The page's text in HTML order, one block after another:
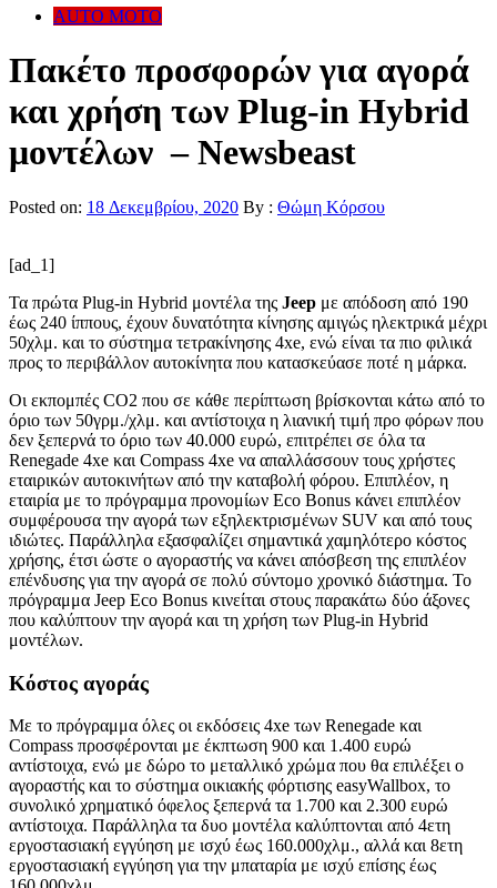
AUTO MOTO
Πακέτο προσφορών για αγορά
και χρήση των Plug-in Hybrid
μοντέλων – Newsbeast
Posted on: 18 Δεκεμβρίου, 2020 By : Θώμη Κόρσου
[ad_1]
Τα πρώτα Plug-in Hybrid μοντέλα της Jeep με απόδοση από 190
έως 240 ίππους, έχουν δυνατότητα κίνησης αμιγώς ηλεκτρικά μέχρι
50χλμ. και το σύστημα τετρακίνησης 4xe, ενώ είναι τα πιο φιλικά
προς το περιβάλλον αυτοκίνητα που κατασκεύασε ποτέ η μάρκα.
Οι εκπομπές CO2 που σε κάθε περίπτωση βρίσκονται κάτω από το
όριο των 50γρμ./χλμ. και αντίστοιχα η λιανική τιμή προ φόρων που
δεν ξεπερνά το όριο των 40.000 ευρώ, επιτρέπει σε όλα τα
Renegade 4xe και Compass 4xe να απαλλάσσουν τους χρήστες
εταιρικών αυτοκινήτων από την καταβολή φόρου. Επιπλέον, η
εταιρία με το πρόγραμμα προνομίων Eco Bonus κάνει επιπλέον
συμφέρουσα την αγορά των εξηλεκτρισμένων SUV και από τους
ιδιώτες. Παράλληλα εξασφαλίζει σημαντικά χαμηλότερο κόστος
χρήσης, έτσι ώστε ο αγοραστής να κάνει απόσβεση της επιπλέον
επένδυσης για την αγορά σε πολύ σύντομο χρονικό διάστημα. Το
πρόγραμμα Jeep Eco Bonus κινείται στους παρακάτω δύο άξονες
που καλύπτουν την αγορά και τη χρήση των Plug-in Hybrid
μοντέλων.
Κόστος αγοράς
Με το πρόγραμμα όλες οι εκδόσεις 4xe των Renegade και
Compass προσφέρονται με έκπτωση 900 και 1.400 ευρώ
αντίστοιχα, ενώ με δώρο το μεταλλικό χρώμα που θα επιλέξει ο
αγοραστής και το σύστημα οικιακής φόρτισης easyWallbox, το
συνολικό χρηματικό όφελος ξεπερνά τα 1.700 και 2.300 ευρώ
αντίστοιχα. Παράλληλα τα δυο μοντέλα καλύπτονται από 4ετη
εργοστασιακή εγγύηση με ισχύ έως 160.000χλμ., αλλά και 8ετη
εργοστασιακή εγγύηση για την μπαταρία με ισχύ επίσης έως